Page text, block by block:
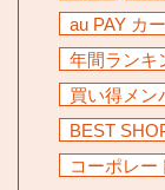
au PAY カ
年間ランキ
買い得メン
BEST
コーポレー